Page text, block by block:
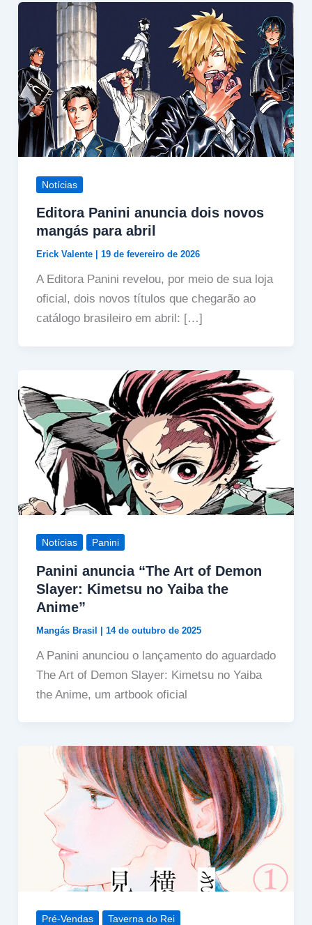
Notícias
Editora Panini anuncia dois novos
mangás para abril
Erick Valente 19 de fevereiro de 2026
A Editora Panini revelou, por meio de sua loja
oficial, dois novos títulos que chegarão ao
catálogo brasileiro em abril: […]
Notícias Panini
Panini anuncia “The Art of Demon
Slayer: Kimetsu no Yaiba the
Anime”
Mangás Brasil 14 de outubro de 2025
A Panini anunciou o lançamento do aguardado
The Art of Demon Slayer: Kimetsu no Yaiba
the Anime, um artbook oficial
Pré-Vendas Taverna do Rei